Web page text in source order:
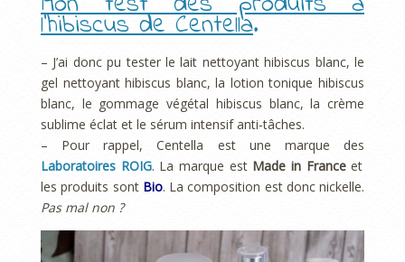
l’hibiscus de Centella.
– J’ai donc pu tester le lait nettoyant hibiscus blanc, le
gel nettoyant hibiscus blanc, la lotion tonique hibiscus
blanc, le gommage végétal hibiscus blanc, la crème
sublime éclat et le sérum intensif anti-tâches.
– Pour rappel, Centella est une marque des
Laboratoires ROIG. La marque estMade in Franceet
les produits sont Bio. La composition est donc nickelle.
Pas mal non ?